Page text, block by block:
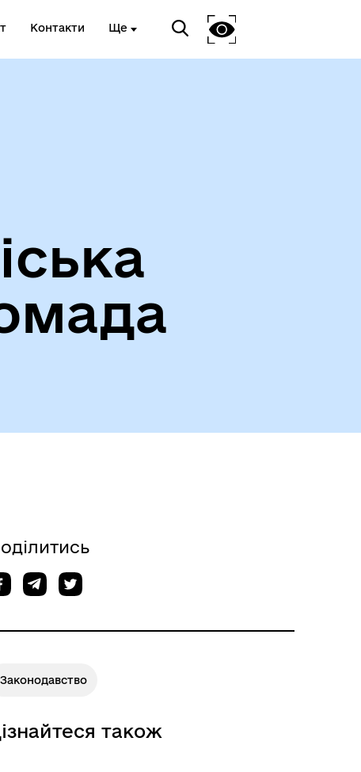
Контакти Ще
Законодавство
також